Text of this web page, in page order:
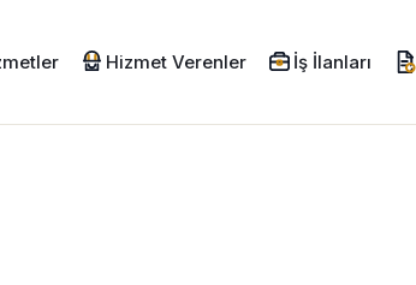
Hizmet Verenler İş İlanları